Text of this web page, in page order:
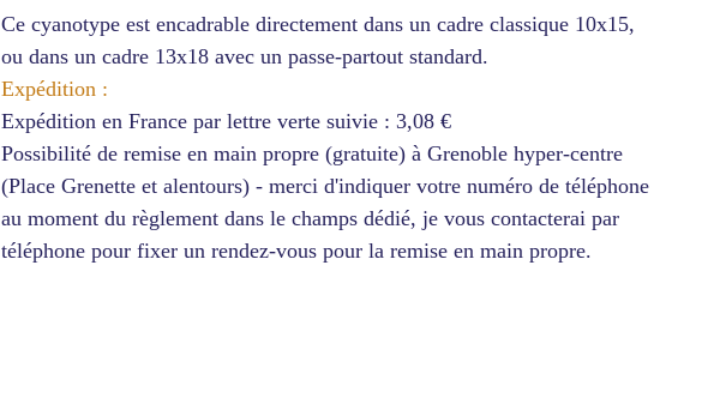
Ce cyanotype est encadrable directement dans un cadre classique 10x15,
ou dans un cadre 13x18 avec un passe-partout standard.
Expédition :
Expédition en France par lettre verte suivie : 3,08 €
Possibilité de remise en main propre (gratuite) à Grenoble hyper-centre
(Place Grenette et alentours) - merci d'indiquer votre numéro de téléphone
au moment du règlement dans le champs dédié, je vous contacterai par
téléphone pour fixer un rendez-vous pour la remise en main propre.